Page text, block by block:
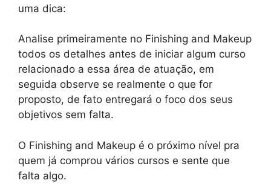
uma dica:
Analise primeiramente no Finishing and Makeup
todos os detalhes antes de iniciar algum curso
relacionado a essa área de atuação, em
seguida observe se realmente o que for
proposto, de fato entregará o foco dos seus
objetivos sem falta.
O Finishing and Makeup é o próximo nível pra
quem já comprou vários cursos e sente que
falta algo.